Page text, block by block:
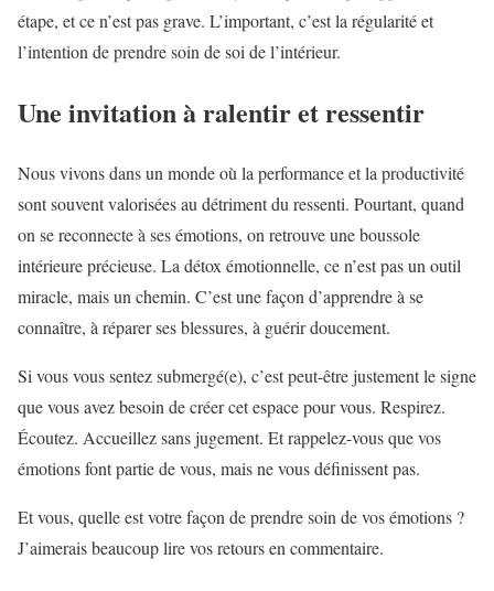
étape, et ce n’est pas grave. L’important, c’est la régularité et
l’intention de prendre soin de soi de l’intérieur.
Une invitation à ralentir et ressentir
Nous vivons dans un monde où la performance et la productivité
sont souvent valorisées au détriment du ressenti. Pourtant, quand
on se reconnecte à ses émotions, on retrouve une boussole
intérieure précieuse. La détox émotionnelle, ce n’est pas un outil
miracle, mais un chemin. C’est une façon d’apprendre à se
connaître, à réparer ses blessures, à guérir doucement.
Si vous vous sentez submergé(e), c’est peut-être justement le signe
que vous avez besoin de créer cet espace pour vous. Respirez.
Écoutez. Accueillez sans jugement. Et rappelez-vous que vos
émotions font partie de vous, mais ne vous définissent pas.
Et vous, quelle est votre façon de prendre soin de vos émotions ?
J’aimerais beaucoup lire vos retours en commentaire.